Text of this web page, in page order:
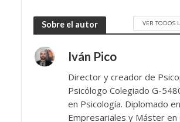
Sobre el autor VER TODOS
Iván Pico
Director y creador de
Psicólogo Colegiado G-
en Psicología. Diplomado
Empresariales y Máster en